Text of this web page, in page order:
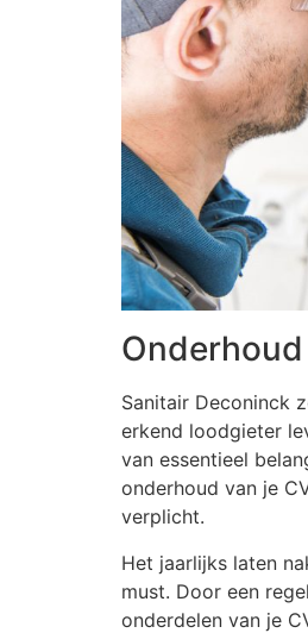
Sanitair Deconinck
erkend loodgieter
van essentieel
onderhoud van je
verplicht.
Het jaarlijks laten
must. Door een
onderdelen van je